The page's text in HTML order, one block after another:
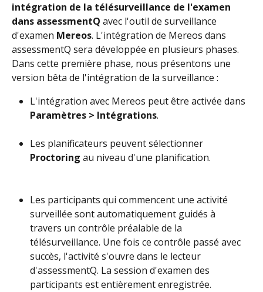
intégration de la télésurveillance de l'examen
dans assessmentQ avec l'outil de surveillance
d'examen Mereos. L'intégration de Mereos dans
assessmentQ sera développée en plusieurs phases.
Dans cette première phase, nous présentons une
version bêta de l'intégration de la surveillance :
L'intégration avec Mereos peut être activée dans
Paramètres > Intégrations.
Les planificateurs peuvent sélectionner
Proctoring au niveau d'une planification.
Les participants qui commencent une activité
surveillée sont automatiquement guidés à
travers un contrôle préalable de la
télésurveillance. Une fois ce contrôle passé avec
succès, l'activité s'ouvre dans le lecteur
d'assessmentQ. La session d'examen des
participants est entièrement enregistrée.